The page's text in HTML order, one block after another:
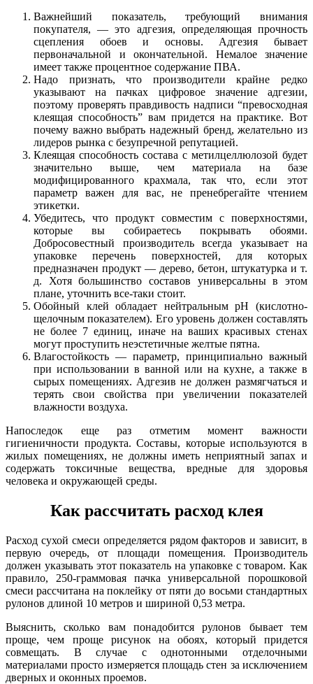
Важнейший показатель, требующий внимания
покупателя, — это адгезия, определяющая прочность
сцепления обоев и основы. Адгезия бывает
первоначальной и окончательной. Немалое значение
имеет также процентное содержание ПВА.
Надо признать, что производители крайне редко
указывают на пачках цифровое значение адгезии,
поэтому проверять правдивость надписи “превосходная
клеящая способность” вам придется на практике. Вот
почему важно выбрать надежный бренд, желательно из
лидеров рынка с безупречной репутацией.
Клеящая способность состава с метилцеллюлозой будет
значительно выше, чем материала на базе
модифицированного крахмала, так что, если этот
параметр важен для вас, не пренебрегайте чтением
этикетки.
Убедитесь, что продукт совместим с поверхностями,
которые вы собираетесь покрывать обоями.
Добросовестный производитель всегда указывает на
упаковке перечень поверхностей, для которых
предназначен продукт — дерево, бетон, штукатурка и т.
д. Хотя большинство составов универсальны в этом
плане, уточнить все-таки стоит.
Обойный клей обладает нейтральным рН (кислотно-
щелочным показателем). Его уровень должен составлять
не более 7 единиц, иначе на ваших красивых стенах
могут проступить неэстетичные желтые пятна.
Влагостойкость — параметр, принципиально важный
при использовании в ванной или на кухне, а также в
сырых помещениях. Адгезив не должен размягчаться и
терять свои свойства при увеличении показателей
влажности воздуха.
Напоследок еще раз отметим момент важности
гигиеничности продукта. Составы, которые используются в
жилых помещениях, не должны иметь неприятный запах и
содержать токсичные вещества, вредные для здоровья
человека и окружающей среды.
Как рассчитать расход клея
Расход сухой смеси определяется рядом факторов и зависит, в
первую очередь, от площади помещения. Производитель
должен указывать этот показатель на упаковке с товаром. Как
правило, 250-граммовая пачка универсальной порошковой
смеси рассчитана на поклейку от пяти до восьми стандартных
рулонов длиной 10 метров и шириной 0,53 метра.
Выяснить, сколько вам понадобится рулонов бывает тем
проще, чем проще рисунок на обоях, который придется
совмещать. В случае с однотонными отделочными
материалами просто измеряется площадь стен за исключением
дверных и оконных проемов.